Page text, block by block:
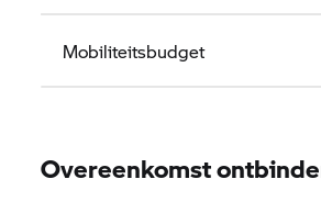
Mobiliteitsbudget
Overeenkomst